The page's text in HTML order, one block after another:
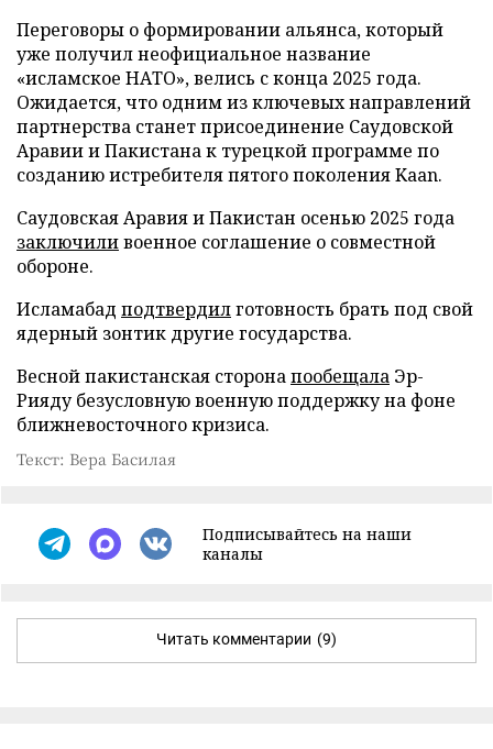
Переговоры о формировании альянса, который
уже получил неофициальное название
«исламское НАТО», велись с конца 2025 года.
Ожидается, что одним из ключевых направлений
партнерства станет присоединение Саудовской
Аравии и Пакистана к турецкой программе по
созданию истребителя пятого поколения Kaan.
Саудовская Аравия и Пакистан осенью 2025 года
заключиливоенное соглашение о совместной
обороне.
Исламабад подтвердилготовность брать под свой
ядерный зонтик другие государства.
Весной пакистанская сторонапообещала Эр-
Рияду безусловную военную поддержку на фоне
ближневосточного кризиса.
Текст: Вера Басилая
Подписывайтесь на наши
каналы
Читать комментарии (9)